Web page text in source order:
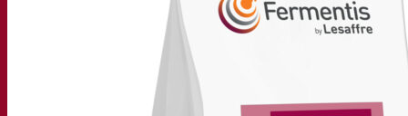
Il Campus Fermentis
Un team appassionato
Sostenere la creatività
Gruppo Lesaffre
Ricerca e sviluppo
Caratterizzazione del prodotto